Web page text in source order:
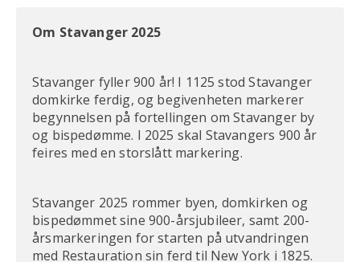
Om Stavanger 2025
Stavanger fyller 900 år! I 1125 stod Stavanger
domkirke ferdig, og begivenheten markerer
begynnelsen på fortellingen om Stavanger by
og bispedømme. I 2025 skal Stavangers 900 år
feires med en storslått markering.
Stavanger 2025 rommer byen, domkirken og
bispedømmet sine 900-årsjubileer, samt 200-
årsmarkeringen for starten på utvandringen
med Restauration sin ferd til New York i 1825.